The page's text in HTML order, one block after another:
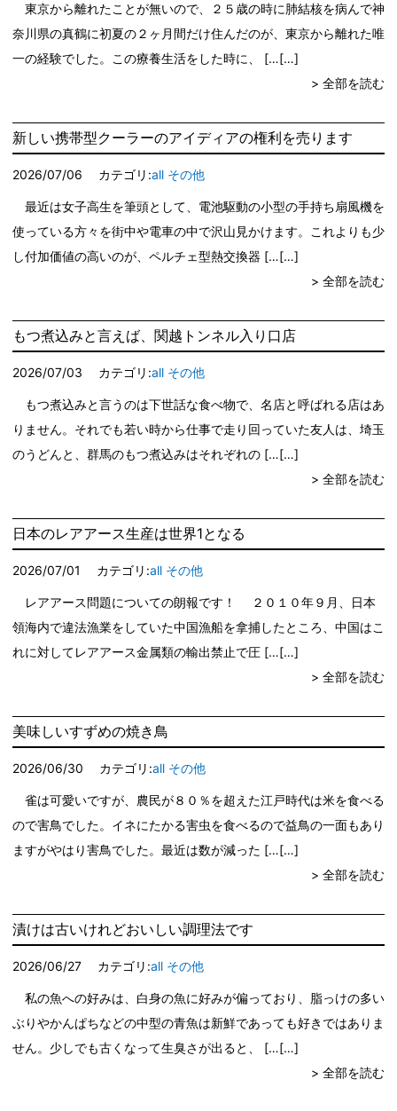
東京から離れたことが無いので、２５歳の時に肺結核を病んで神
奈川県の真鶴に初夏の２ヶ月間だけ住んだのが、東京から離れた唯
一の経験でした。この療養生活をした時に、 […
> 全部を読む
新しい携帯型クーラーのアイディアの権利を売ります
2026/07/06 カテゴリ:all その他
最近は女子高生を筆頭として、電池駆動の小型の手持ち扇風機を
使っている方々を街中や電車の中で沢山見かけます。これよりも少
し付加価値の高いのが、ペルチェ型熱交換器 […
> 全部を読む
もつ煮込みと言えば、関越トンネル入り口店
2026/07/03 カテゴリ:all その他
もつ煮込みと言うのは下世話な食べ物で、名店と呼ばれる店はあ
りません。それでも若い時から仕事で走り回っていた友人は、埼玉
のうどんと、群馬のもつ煮込みはそれぞれの […
> 全部を読む
日本のレアアース生産は世界1となる
2026/07/01 カテゴリ:all その他
レアアース問題についての朗報です！ ２０１０年９月、日本
領海内で違法漁業をしていた中国漁船を拿捕したところ、中国はこ
れに対してレアアース金属類の輸出禁止で圧 […
> 全部を読む
美味しいすずめの焼き鳥
2026/06/30 カテゴリ:all その他
雀は可愛いですが、農民が８０％を超えた江戸時代は米を食べる
ので害鳥でした。イネにたかる害虫を食べるので益鳥の一面もあり
ますがやはり害鳥でした。最近は数が減った […
> 全部を読む
漬けは古いけれどおいしい調理法です
2026/06/27 カテゴリ:all その他
私の魚への好みは、白身の魚に好みが偏っており、脂っけの多い
ぶりやかんぱちなどの中型の青魚は新鮮であっても好きではありま
せん。少しでも古くなって生臭さが出ると、 […
> 全部を読む